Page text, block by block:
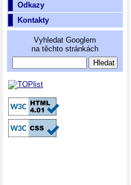
Odkazy
Kontakty
Vyhledat Googlem
na těchto stránkách